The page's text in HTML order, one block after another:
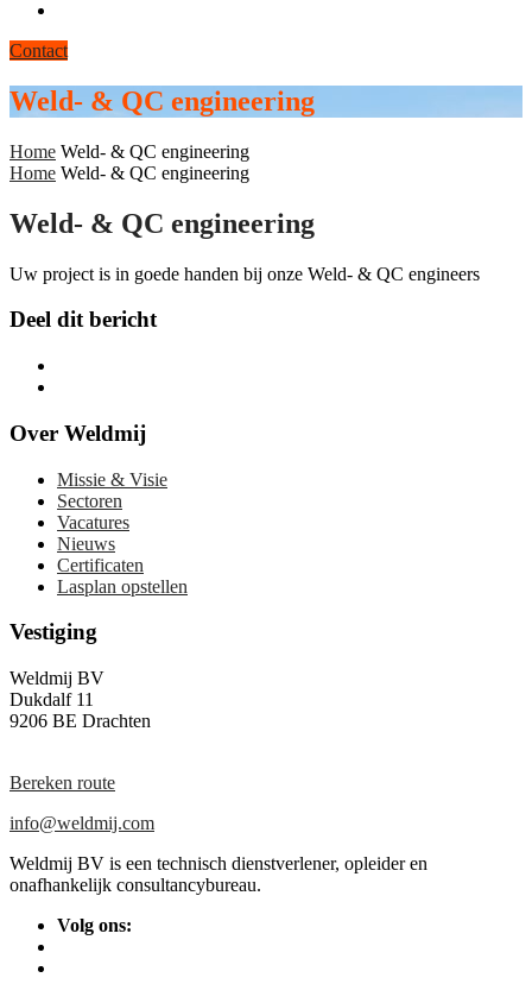
Contact
Weld- & QC engineering
Home Weld- & QC engineering
Home Weld- & QC engineering
Weld- & QC engineering
Uw project is in goede handen bij onze Weld- & QC engineers
Deel dit bericht
Over Weldmij
Missie & Visie
Sectoren
Vacatures
Nieuws
Certificaten
Lasplan opstellen
Vestiging
Weldmij BV
Dukdalf 11
9206 BE Drachten
Bereken route
info@weldmij.com
Weldmij BV is een technisch dienstverlener, opleider en
onafhankelijk consultancybureau.
Volg ons: